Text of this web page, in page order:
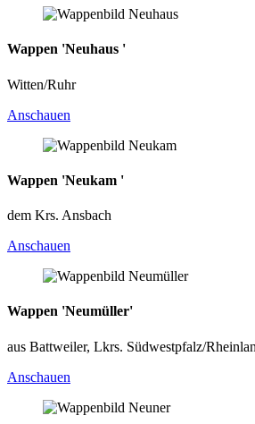
Wappen 'Neuhaus '
Witten/Ruhr
Anschauen
Wappen 'Neukam '
dem Krs. Ansbach
Anschauen
Wappen 'Neumüller'
aus Battweiler, Lkrs. Südwestpfalz/
Anschauen